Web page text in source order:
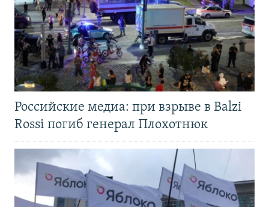
Российские медиа: при взрыве в Balzi
Rossi погиб генерал Плохотнюк